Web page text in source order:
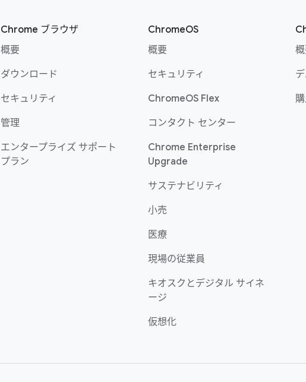
Chrome ブラウザ
概要
ダウンロード
セキュリティ
管理
エンタープライズ サポート
プラン
ChromeOS
概要
セキュリティ
ChromeOS Flex
コンタクト センター
Chrome Enterprise
Upgrade
サステナビリティ
小売
医療
現場の従業員
キオスクとデジタル サイネ
ージ
仮想化